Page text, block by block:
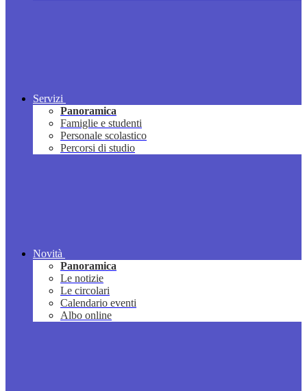
Servizi
Panoramica
Famiglie e studenti
Personale scolastico
Percorsi di studio
Novità
Panoramica
Le notizie
Le circolari
Calendario eventi
Albo online